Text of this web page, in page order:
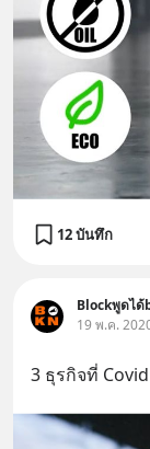
12 บันทึก
Blockพูดได้
19 พ.ค.
3 ธุรกิจที่